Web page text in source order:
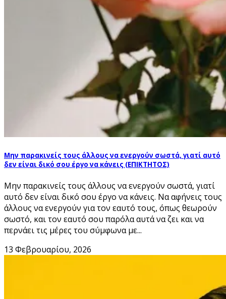
Μην παρακινείς τους άλλους να ενεργούν σωστά, γιατί αυτό
δεν είναι δικό σου έργο να κάνεις (ΕΠΙΚΤΗΤΟΣ)
Μην παρακινείς τους άλλους να ενεργούν σωστά, γιατί
αυτό δεν είναι δικό σου έργο να κάνεις. Να αφήνεις τους
άλλους να ενεργούν για τον εαυτό τους, όπως θεωρούν
σωστό, και τον εαυτό σου παρόλα αυτά να ζει και να
περνάει τις μέρες του σύμφωνα με...
13 Φεβρουαρίου, 2026